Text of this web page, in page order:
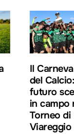
Il
del
futuro
in campo
Torneo di
Viareggio